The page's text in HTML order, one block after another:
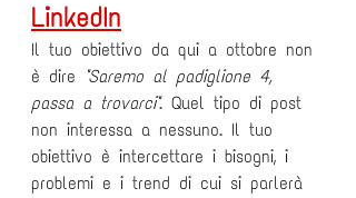
LinkedIn
Il tuo obiettivo da qui a ottobre non
è dire
"Saremo al padiglione 4,
passa a trovarci". Quel tipo di post
non interessa a nessuno. Il tuo
obiettivo è intercettare i bisogni, i
problemi e i trend di cui si parlerà